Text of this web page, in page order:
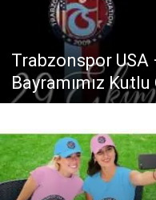
Trabzonspor
Bayramımız Kutlu